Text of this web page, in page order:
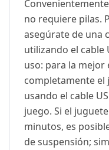
no requiere pilas.
asegúrate de una
utilizando el cable
uso: para la mejor
completamente el
usando el cable
juego. Si el
minutos, es
de suspensión;